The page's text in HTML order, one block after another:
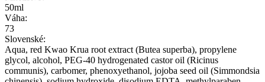
50ml
Váha:
73
Slovenské:
Aqua, red Kwao Krua root extract (Butea superba), propylene
glycol, alcohol, PEG-40 hydrogenated castor oil (Ricinus
communis), carbomer, phenoxyethanol, jojoba seed oil (Simmondsia